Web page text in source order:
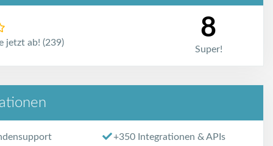
jetzt ab! (239)
8
Super!
+350 Integrationen & APIs